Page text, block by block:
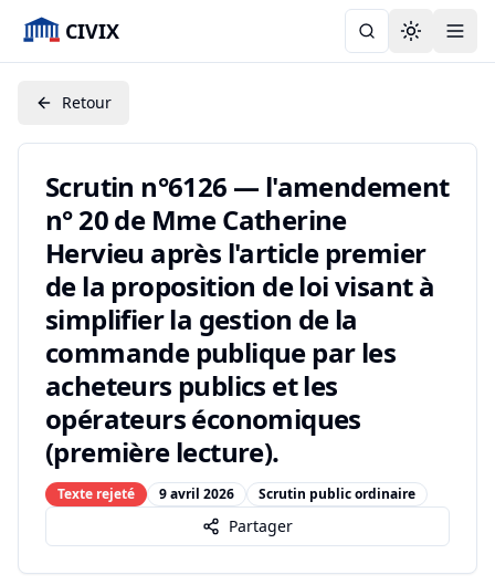
CIVIX Toggle
Retour
Scrutin n°6126 — l'amendement
n° 20 de Mme Catherine
Hervieu après l'article premier
de la proposition de loi visant à
simplifier la gestion de la
commande publique par les
acheteurs publics et les
opérateurs économiques
(première lecture).
Texte rejeté 9 avril 2026 Scrutin public ordinaire
Partager